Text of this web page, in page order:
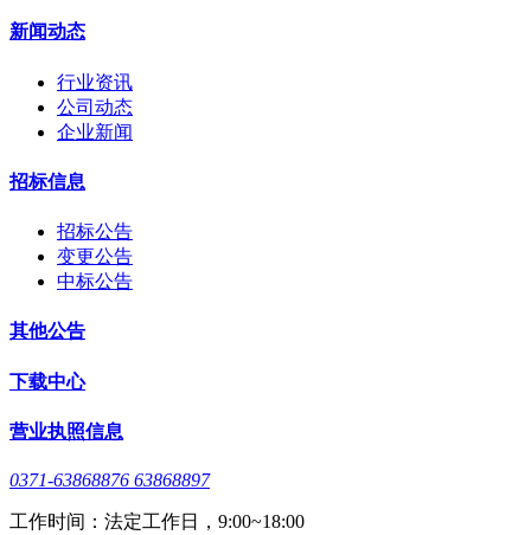
新闻动态
行业资讯
公司动态
企业新闻
招标信息
招标公告
变更公告
中标公告
其他公告
下载中心
营业执照信息
0371-63868876 63868897
工作时间：法定工作日，9:00~18:00